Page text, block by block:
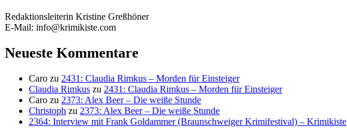
Redaktionsleiterin Kristine Greßhöner
E-Mail: info@krimikiste.com
Neueste Kommentare
Caro zu 2431: Claudia Rimkus – Morden für Einsteiger
Claudia Rimkus zu 2431: Claudia Rimkus – Morden für Einsteiger
Caro zu 2373: Alex Beer – Die weiße Stunde
Christoph zu 2373: Alex Beer – Die weiße Stunde
2364: Interview mit Frank Goldammer (Braunschweiger Krimifestival) – Krimikiste